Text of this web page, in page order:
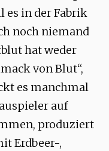
es in der Fabrik
noch niemand
hat weder
von Blut“,
es manchmal
auf
produziert
Erdbeer-,